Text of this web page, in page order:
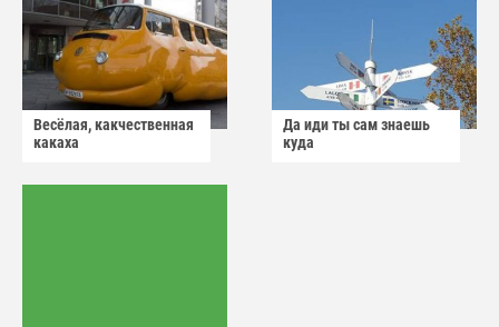
Весёлая, какчественная
какаха
Да иди ты сам знаешь
куда